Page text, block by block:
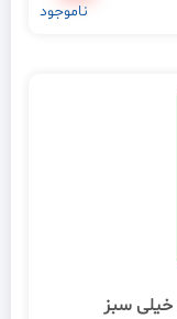
ناموجود